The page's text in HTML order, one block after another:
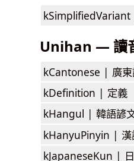
kSimplifiedVariant
Unihan — 讀
kCantonese | 廣
kDefinition | 定義
kHangul | 韓語諺
kHanyuPinyin |
kJapaneseKun |